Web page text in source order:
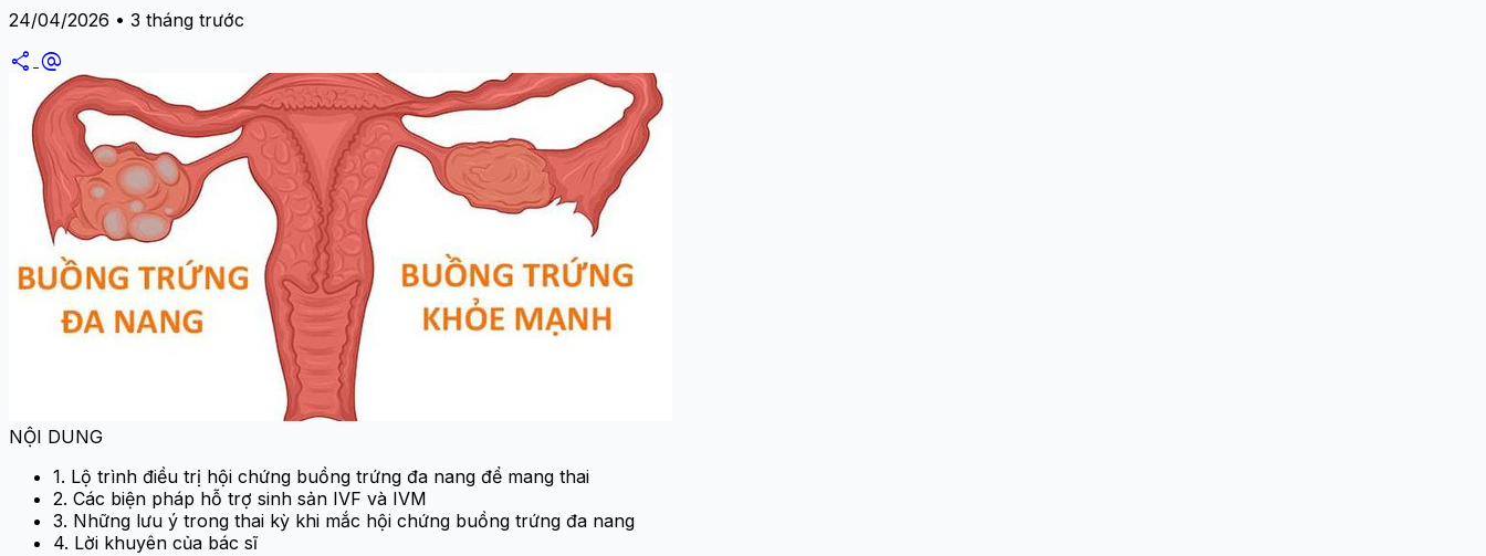
24/04/2026 • 3 tháng trước
share alternate_email
NỘI DUNG
1. Lộ trình điều trị hội chứng buồng trứng đa nang để mang thai
2. Các biện pháp hỗ trợ sinh sản IVF và IVM
3. Những lưu ý trong thai kỳ khi mắc hội chứng buồng trứng đa nang
4. Lời khuyên của bác sĩ